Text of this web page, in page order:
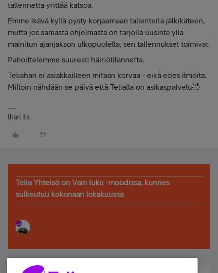
tallennetta yrittää katsoa.
Emme ikävä kyllä pysty korjaamaan tallenteita jälkikäteen,
mutta jos samasta ohjelmasta on tarjolla uusinta yllä
mainitun ajanjakson ulkopuolella, sen tallennukset toimivat.
Pahoittelemme suuresti häiriötilannetta.
Teliahan ei asiakkailleen mitään korvaa - eikä edes ilmoita.
Milloin nähdään se päivä että Telialla on asikaspalvelu🤣
Ihan ite
Telia Yhteisö on Vain luku -moodissa, kunnes
sulkeutuu kokonaan lokakuussa